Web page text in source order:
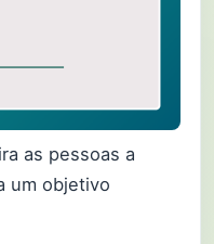
as pessoas a
um objetivo